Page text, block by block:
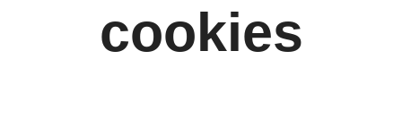
cookies